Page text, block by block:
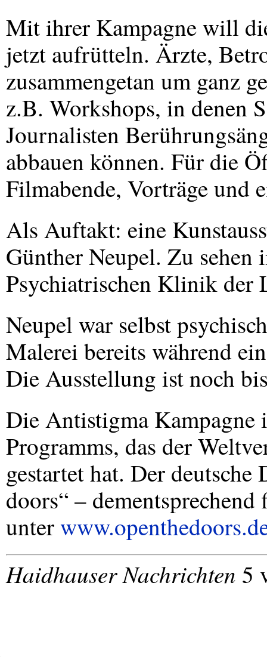
Mit ihrer Kampagne will
jetzt aufrütteln. Ärzte,
zusammengetan um ganz
z.B. Workshops, in denen
Journalisten
abbauen können. Für die
Filmabende, Vorträge und
Als Auftakt: eine
Günther Neupel. Zu sehen
Psychiatrischen Klinik der
Neupel war selbst
Malerei bereits während
Die Ausstellung ist noch
Die Antistigma Kampagne
Programms, das der
gestartet hat. Der
doors“ –
unter
Haidhauser Nachrichten 5